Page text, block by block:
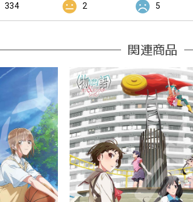
334 2 5
関連商品